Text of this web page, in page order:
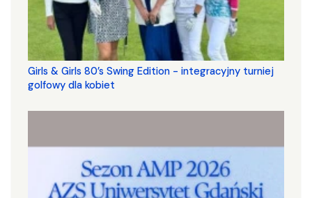
Girls & Girls 80’s Swing Edition - integracyjny turniej
golfowy dla kobiet